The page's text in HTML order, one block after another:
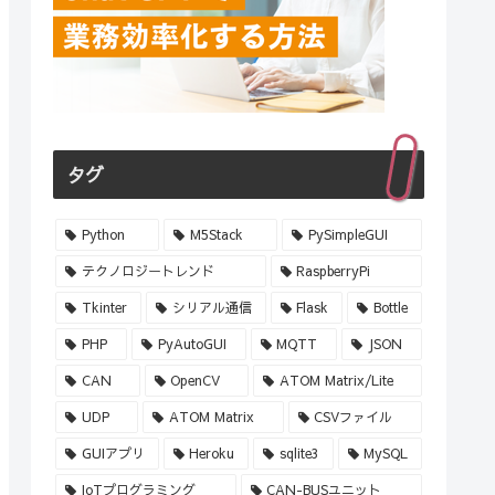
タグ
Python M5Stack PySimpleGUI
テクノロジートレンド RaspberryPi
Tkinter シリアル通信 Flask Bottle
PHP PyAutoGUI MQTT JSON
CAN OpenCV ATOM Matrix/Lite
UDP ATOM Matrix CSVファイル
GUIアプリ Heroku sqlite3 MySQL
IoTプログラミング CAN-BUSユニット